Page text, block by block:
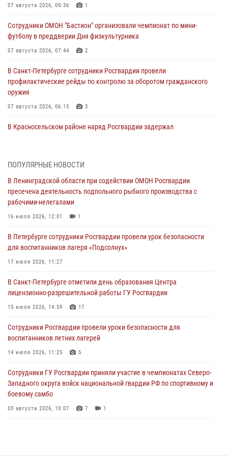
07 августа 2026, 09:36 1
Сотрудники ОМОН "Бастион" организовали чемпионат по мини-
футболу в преддверии Дня физкультурника
07 августа 2026, 07:44 2
В Санкт-Петербурге сотрудники Росгвардии провели
профилактические рейды по контролю за оборотом гражданского
оружия
07 августа 2026, 06:15 3
В Красносельском районе наряд Росгвардии задержал
06 августа 2026, 13:39 1
В Центральном районе росгвардейцы оперативно задержали
хулигана, стрелявшего из пускового устройства рядом с жилыми
домами
06 августа 2026, 11:36
Сотрудники и военнослужащие Росгвардии обеспечили
правопорядок при проведении матча "Зенит" - "Балтика"
06 августа 2026, 07:30
В Выборгском районе наряд Росгвардии обнаружил
разыскиваемый преступный автотранспорт
05 августа 2026, 12:25 2
Петербургские росгвардейцы обнаружили объявленный в розыск
автомобиль, ранее использовавшийся при совершении кражи в
Ленобласти
ПОПУЛЯРНЫЕ НОВОСТИ
В Ленинградской области при содействии ОМОН Росгвардии
пресечена деятельность подпольного рыбного производства с
рабочими-нелегалами
16 июля 2026, 12:01 1
В Петербурге сотрудники Росгвардии провели урок безопасности
для воспитанников лагеря «Подсолнух»
17 июля 2026, 11:27
В Санкт-Петербурге отметили день образования Центра
лицензионно-разрешительной работы ГУ Росгвардии
15 июля 2026, 14:59 17
Сотрудники Росгвардии провели уроки безопасности для
воспитанников летних лагерей
14 июля 2026, 11:25 5
Сотрудники ГУ Росгвардии приняли участие в чемпионатах Северо-
Западного округа войск национальной гвардии РФ по спортивному и
боевому самбо
03 августа 2026, 10:07 7 1